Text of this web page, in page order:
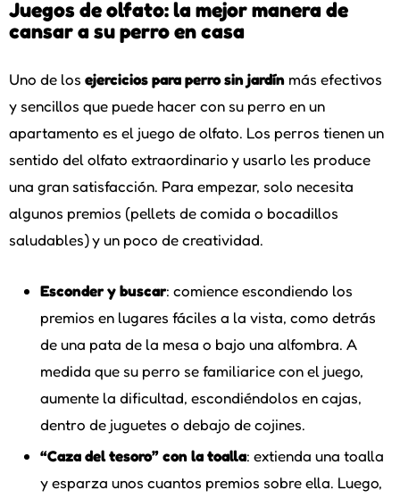
Juegos de olfato: la mejor manera de
cansar a su perro en casa
Uno de los ejercicios para perro sin jardín más efectivos
y sencillos que puede hacer con su perro en un
apartamento es el juego de olfato. Los perros tienen un
sentido del olfato extraordinario y usarlo les produce
una gran satisfacción. Para empezar, solo necesita
algunos premios (pellets de comida o bocadillos
saludables) y un poco de creatividad.
Esconder y buscar: comience escondiendo los
premios en lugares fáciles a la vista, como detrás
de una pata de la mesa o bajo una alfombra. A
medida que su perro se familiarice con el juego,
aumente la dificultad, escondiéndolos en cajas,
dentro de juguetes o debajo de cojines.
“Caza del tesoro” con la toalla: extienda una toalla
y esparza unos cuantos premios sobre ella. Luego,